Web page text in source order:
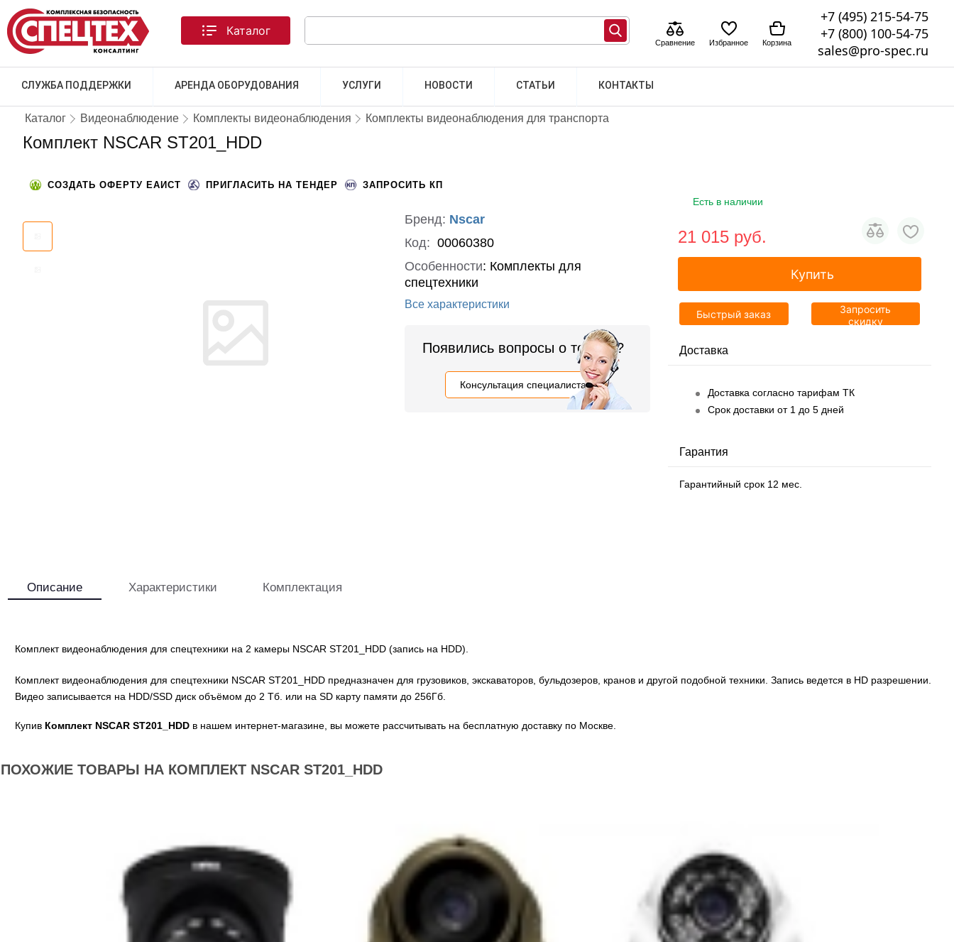
СЛУЖБА ПОДДЕРЖКИ АРЕНДА ОБОРУДОВАНИЯ УСЛУГИ НОВОСТИ СТАТЬИ КОНТАКТЫ
Каталог
Сравнение Избранное Корзина
+7 (495) 215-54-75
+7 (800) 100-54-75
sales@pro-spec.ru
Каталог Видеонаблюдение Комплекты видеонаблюдения Комплекты видеонаблюдения для транспорта
Комплект NSCAR ST201_HDD
СОЗДАТЬ ОФЕРТУ ЕАИСТ ПРИГЛАСИТЬ НА ТЕНДЕР ЗАПРОСИТЬ КП
Есть в наличии
Бренд: Nscar
Код: 00060380
Особенности: Комплекты для
спецтехники
Все характеристики
Появились вопросы о товаре?
Консультация специалиста
21 015 pуб.
Купить
Быстрый заказ
Запросить
скидку
Доставка
Доставка согласно тарифам ТК
Срок доставки от 1 до 5 дней
Гарантия
Гарантийный срок 12 мес.
Описание
Комплект видеонаблюдения для спецтехники на 2 камеры NSCAR ST201_HDD (запись на HDD).
Комплект видеонаблюдения для спецтехники NSCAR ST201_HDD предназначен для грузовиков, экскаваторов, бульдозеров, кранов и другой подобной техники. Запись ведется в HD разрешении.
Видео записывается на HDD/SSD диск объёмом до 2 Тб. или на SD карту памяти до 256Гб.
Купив Комплект NSCAR ST201_HDD в нашем интернет-магазине, вы можете рассчитывать на бесплатную доставку по Москве.
Характеристики Комплектация
ПОХОЖИЕ ТОВАРЫ НА КОМПЛЕКТ NSCAR ST201_HDD